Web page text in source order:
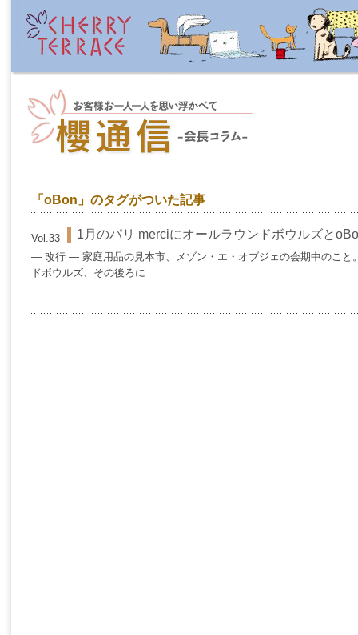
「oBon」のタグがついた記事
Vol.33 1月のパリ merciにオールラウンドボウルズと
— 改行 — 家庭用品の見本市、メゾン・エ・オブジェの会期中のこ
ドボウルズ、その後ろに